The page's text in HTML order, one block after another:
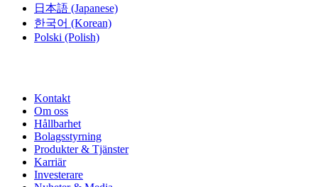
日本語 (Japanese)
한국어 (Korean)
Polski (Polish)
Kontakt
Om oss
Hållbarhet
Bolagsstyrning
Produkter & Tjänster
Karriär
Investerare